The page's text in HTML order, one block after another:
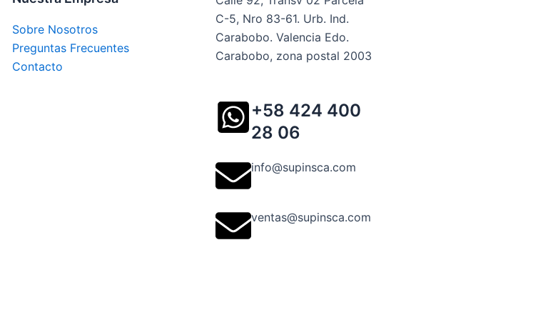
Sobre Nosotros
Preguntas Frecuentes
Contacto
C-5, Nro 83-61. Urb. Ind.
Carabobo. Valencia Edo.
Carabobo, zona postal 2003
+58 424 400
28 06
info@supinsca.com
ventas@supinsca.com